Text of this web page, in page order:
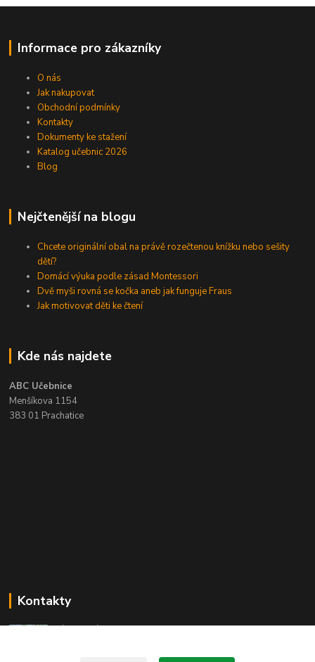
Informace pro zákazníky
O nás
Jak nakupovat
Obchodní podmínky
Kontakty
Dokumenty ke stažení
Katalog učebnic 2026
Blog
Nejčtenější na blogu
Chcete originální obal na právě rozečtenou knížku nebo sešity
dětí?
Domácí výuka podle zásad Montessori
Dvě myši rovná se kočka aneb jak funguje Fraus
Jak motivovat děti ke čtení
Kde nás najdete
ABC Učebnice
Menšíkova 1154
383 01 Prachatice
Kontakty
Zákaznická podpora ABC učebnice